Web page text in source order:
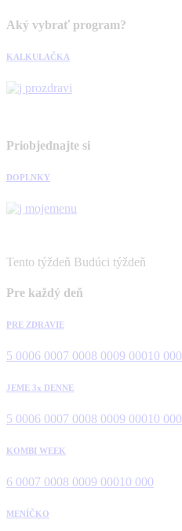
Aký vybrať program?
KALKULAČKA
Priobjednajte si
DOPLNKY
Tento týždeň Budúci týždeň
Pre každý deň
PRE ZDRAVIE
5 0006 0007 0008 0009 00010 000
JEME 3x DENNE
5 0006 0007 0008 0009 00010 000
KOMBI WEEK
6 0007 0008 0009 00010 000
MENÍČKO